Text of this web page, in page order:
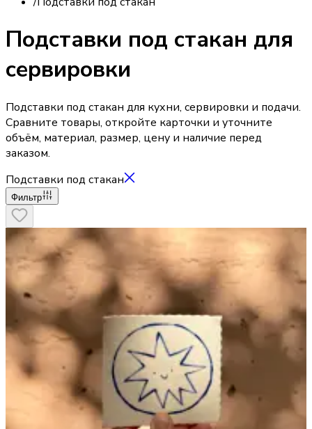
Подставки под стакан для
сервировки
Подставки под стакан для кухни, сервировки и подачи.
Сравните товары, откройте карточки и уточните
объём, материал, размер, цену и наличие перед
заказом.
Подставки под стакан
Фильтр